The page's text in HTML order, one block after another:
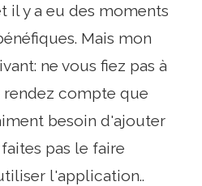
il y a eu des moments
Mais mon
ne vous fiez pas à
rendez compte que
besoin d'ajouter
pas le faire
l'application..